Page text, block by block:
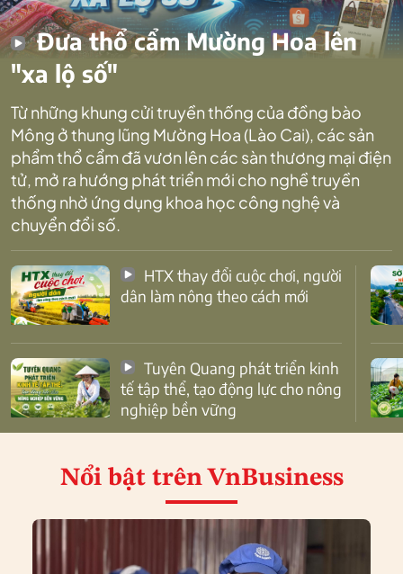
Đưa thổ cẩm Mường Hoa lên
"xa lộ số"
Từ những khung cửi truyền thống của đồng bào
Mông ở thung lũng Mường Hoa (Lào Cai), các sản
phẩm thổ cẩm đã vươn lên các sàn thương mại điện
tử, mở ra hướng phát triển mới cho nghề truyền
thống nhờ ứng dụng khoa học công nghệ và
chuyển đổi số.
dân làm nông theo cách mới
tế tập thể, tạo động lực cho nông
nghiệp bền vững
Nổi bật trên VnBusiness